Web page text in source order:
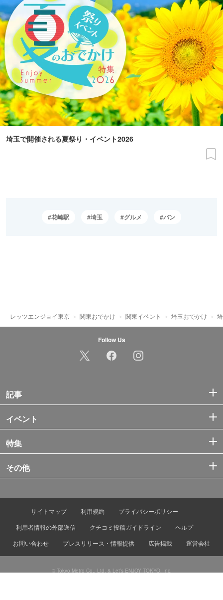
埼玉で開催される夏祭り・イベント2026
花崎駅 埼玉 グルメ パン
レッツエンジョイ東京 関東おでかけ 関東イベント 埼玉おでかけ
Follow Us
記事
イベント
特集
その他
サイトマップ 利用規約
プライバシーポリシー
利用者情報の外部送信
クチコミ投稿ガイドライン
ヘルプ
お問い合わせ
プレスリリース・情報提供 広告掲載 運営会社
© Tokyo Metro Co., Ltd. & Let’s ENJOY TOKYO, Inc.